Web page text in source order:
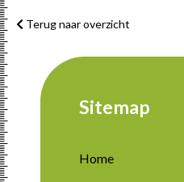
Terug naar overzicht
Sitemap
Home